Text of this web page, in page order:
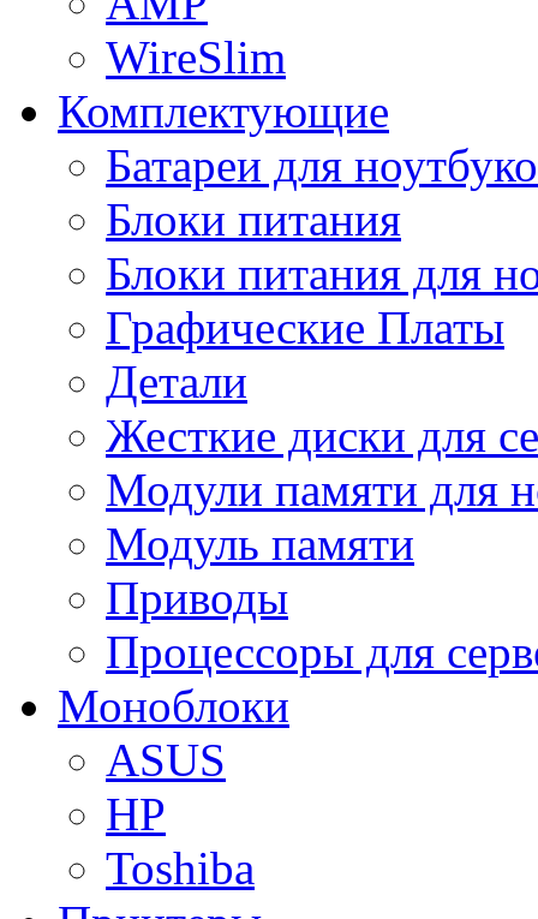
WireSlim
Комплектующие
Батареи для
Блоки питания
Блоки питания для
Графические Платы
Детали
Жесткие диски для
Модули памяти для
Модуль памяти
Приводы
Процессоры для
Моноблоки
ASUS
HP
Toshiba